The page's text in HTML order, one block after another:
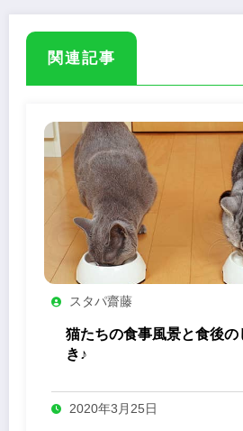
関連記事
スタパ齋藤
猫たちの食事風景と食後の
き♪
2020年3月25日